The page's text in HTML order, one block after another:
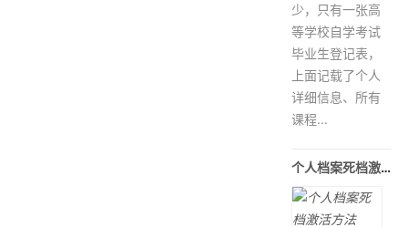
少，只有一张高
等学校自学考试
毕业生登记表，
上面记载了个人
详细信息、所有
课程...
个人档案死档激活方法